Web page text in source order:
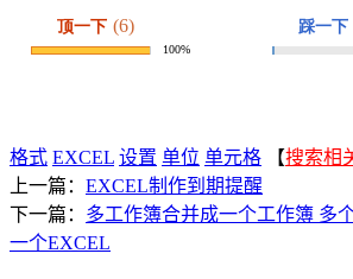
格式 EXCEL 设置 单位 单元格 【搜索相
上一篇： EXCEL制作到期提醒
下一篇： 多工作簿合并成一个工作簿 多
一个EXCEL